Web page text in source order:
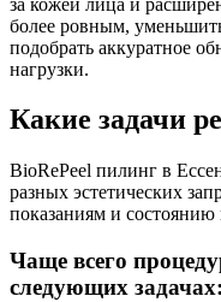
более ровным,
подобрать аккуратное
нагрузки.
Какие задачи
BioRePeel пилинг в
разных эстетических
показаниям и состоянию
Чаще всего
следующих задачах: